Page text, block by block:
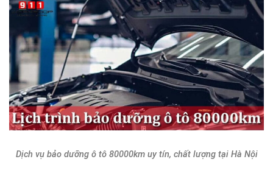
Dịch vụ bảo dưỡng ô tô 80000km uy tín, chất lượng tại Hà Nội